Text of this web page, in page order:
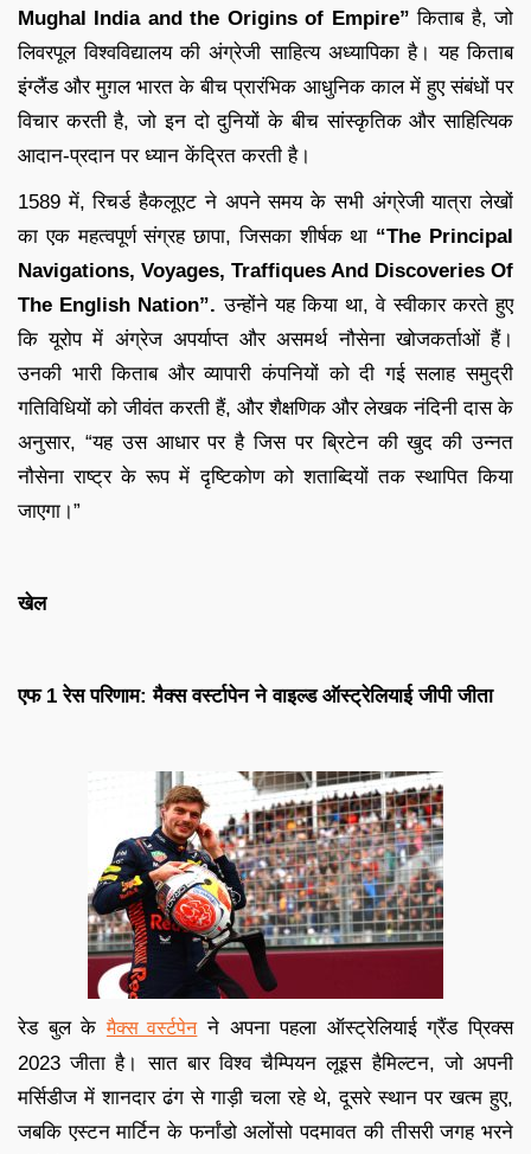
Mughal India and the Origins of Empire” किताब है, जो
लिवरपूल विश्वविद्यालय की अंग्रेजी साहित्य अध्यापिका है। यह किताब
इंग्लैंड और मुग़ल भारत के बीच प्रारंभिक आधुनिक काल में हुए संबंधों पर
विचार करती है, जो इन दो दुनियों के बीच सांस्कृतिक और साहित्यिक
आदान-प्रदान पर ध्यान केंद्रित करती है।
1589 में, रिचर्ड हैकलूएट ने अपने समय के सभी अंग्रेजी यात्रा लेखों
का एक महत्वपूर्ण संग्रह छापा, जिसका शीर्षक था “The Principal
Navigations, Voyages, Traffiques And Discoveries Of
The English Nation”. उन्होंने यह किया था, वे स्वीकार करते हुए
कि यूरोप में अंग्रेज अपर्याप्त और असमर्थ नौसेना खोजकर्ताओं हैं।
उनकी भारी किताब और व्यापारी कंपनियों को दी गई सलाह समुद्री
गतिविधियों को जीवंत करती हैं, और शैक्षणिक और लेखक नंदिनी दास के
अनुसार, “यह उस आधार पर है जिस पर ब्रिटेन की खुद की उन्नत
नौसेना राष्ट्र के रूप में दृष्टिकोण को शताब्दियों तक स्थापित किया
जाएगा।”
खेल
एफ 1 रेस परिणाम: मैक्स वर्स्टापेन ने वाइल्ड ऑस्ट्रेलियाई जीपी जीता
रेड बुल केमैक्स वर्स्टपेनने अपना पहला ऑस्ट्रेलियाई ग्रैंड प्रिक्स
2023 जीता है। सात बार विश्व चैम्पियन लूइस हैमिल्टन, जो अपनी
मर्सिडीज में शानदार ढंग से गाड़ी चला रहे थे, दूसरे स्थान पर खत्म हुए,
जबकि एस्टन मार्टिन के फर्नांडो अलोंसो पदमावत की तीसरी जगह भरने